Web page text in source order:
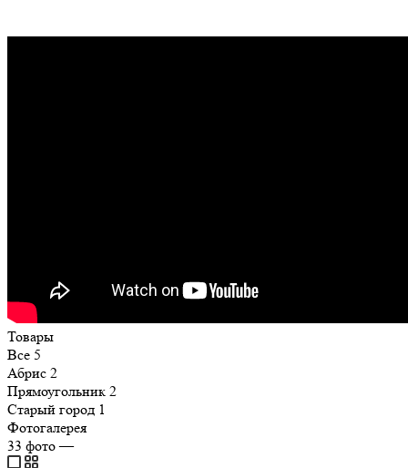
Товары
Все 5
Абрис 2
Прямоугольник 2
Старый город 1
Фотогалерея
33 фото—